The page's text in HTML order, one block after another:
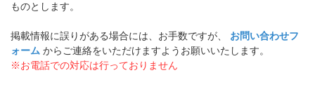
ものとします。
掲載情報に誤りがある場合には、お手数ですが、 お問い合わせフ
ォーム からご連絡をいただけますようお願いいたします。
※お電話での対応は行っておりません